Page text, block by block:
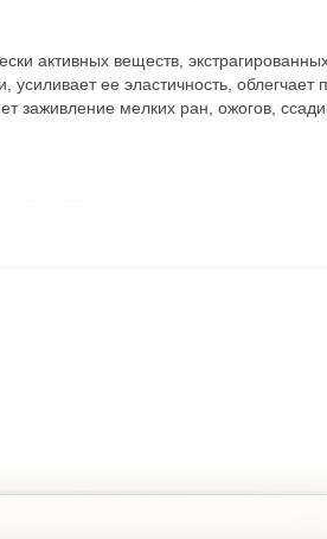
активных веществ,
ее эластичность,
заживление мелких ран, ожогов,